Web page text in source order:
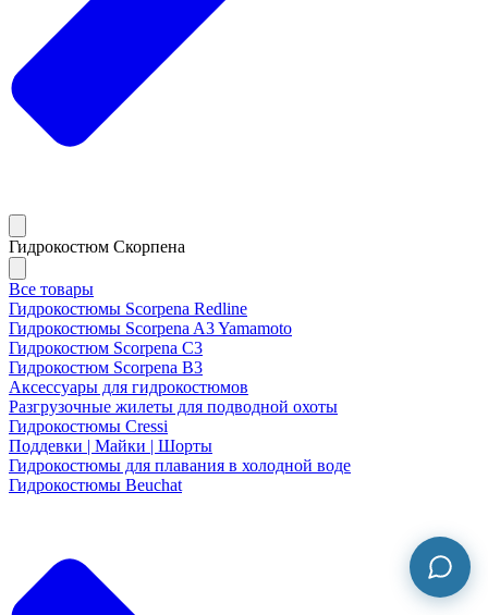
Гидрокостюм Скорпена
Все товары
Гидрокостюмы Scorpena Redline
Гидрокостюмы Scorpena A3 Yamamoto
Гидрокостюм Scorpena C3
Гидрокостюм Scorpena B3
Аксессуары для гидрокостюмов
Разгрузочные жилеты для подводной охоты
Гидрокостюмы Cressi
Поддевки | Майки | Шорты
Гидрокостюмы для плавания в холодной воде
Гидрокостюмы Beuchat